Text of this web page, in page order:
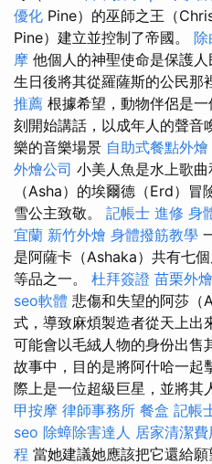
優化 Pine）的巫師之王（
Pine）建立並控制了帝國。 除
摩 他個人的神聖使命是保護
生日後將其從羅薩斯的公民那
推薦 根據希望，動物伴侶是
刻開始講話，以成年人的聲音
樂的音樂場景 自助式餐點外燴
外燴公司 小美人魚是水上歌
（Asha）的埃爾德（Erd）
雪公主致敬。 記帳士 進修 身
宜蘭 新竹外燴 身體撥筋教學
是阿薩卡（Ashaka）共有七
等品之一。 杜拜簽證 苗栗外燴
seo軟體 悲傷和失望的阿莎（
式，導致麻煩製造者從天上出
可能會以毛絨人物的身份出售
故事​​中，目的是將阿什哈一起
際上是一位超級巨星，並​​將其
甲按摩 律師事務所 餐盒 記帳
seo 除蟑除害達人 居家清潔費
程 當她建議她應該把它還給